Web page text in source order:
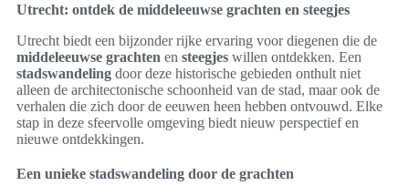
Utrecht: ontdek de middeleeuwse grachten en steegjes
Utrecht biedt een bijzonder rijke ervaring voor diegenen die de
middeleeuwse grachten en steegjes willen ontdekken. Een
stadswandeling door deze historische gebieden onthult niet
alleen de architectonische schoonheid van de stad, maar ook de
verhalen die zich door de eeuwen heen hebben ontvouwd. Elke
stap in deze sfeervolle omgeving biedt nieuw perspectief en
nieuwe ontdekkingen.
Een unieke stadswandeling door de grachten